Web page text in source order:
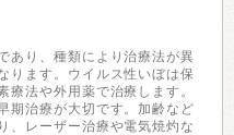
あり、種類により治療法が異
ります。ウイルス性いぼは保
療法や外用薬で治療します。
期治療が大切です。加齢など
、レーザー治療や電気焼灼な